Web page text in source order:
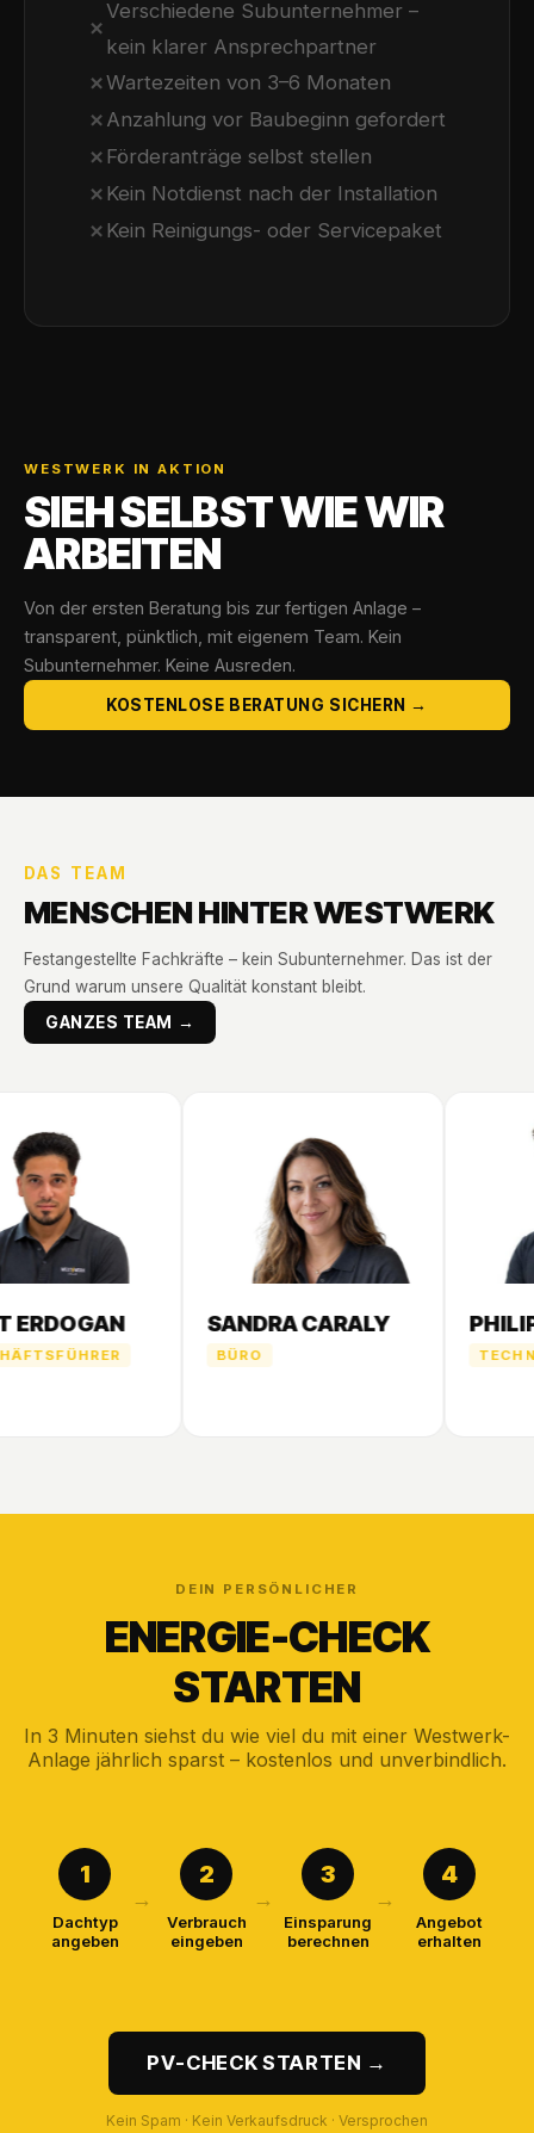
✗
Verschiedene Subunternehmer –
kein klarer Ansprechpartner
✗Wartezeiten von 3–6 Monaten
✗ Anzahlung vor Baubeginn gefordert
✗ Förderanträge selbst stellen
✗ Kein Notdienst nach der Installation
✗ Kein Reinigungs- oder Servicepaket
WESTWERK IN AKTION
SIEH SELBST WIE WIR
ARBEITEN
Von der ersten Beratung bis zur fertigen Anlage –
transparent, pünktlich, mit eigenem Team. Kein
Subunternehmer. Keine Ausreden.
KOSTENLOSE BERATUNG SICHERN →
DAS TEAM
MENSCHEN HINTER WESTWERK
Festangestellte Fachkräfte – kein Subunternehmer. Das ist der
Grund warum unsere Qualität konstant bleibt.
GANZES TEAM →
SANDRA CARALY
BÜRO
DEIN PERSÖNLICHER
ENERGIE-CHECK
STARTEN
In 3 Minuten siehst du wie viel du mit einer Westwerk-
Anlage jährlich sparst – kostenlos und unverbindlich.
1
Dachtyp
angeben
2
Verbrauch
eingeben
3
Einsparung
berechnen
4
Angebot
erhalten
PV-CHECK STARTEN →
Kein Spam · Kein Verkaufsdruck · Versprochen